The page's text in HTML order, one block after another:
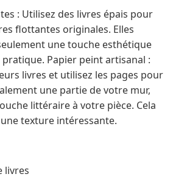
: Utilisez des livres épais pour
flottantes originales. Elles
une touche esthétique
Papier peint artisanal :
livres et utilisez les pages pour
une partie de votre mur,
littéraire à votre pièce. Cela
texture intéressante.
livres